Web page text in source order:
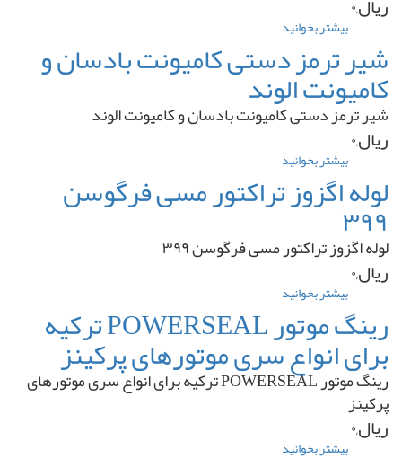
بیشتر بخوانید
ترمز
تراکتور
مسی
فرگوسن
۲۸۵
.
۴۷۵
جدید
(سوییچ
شیر ترمز دستی کامیونت بادسان و
کامیونت الوند
شیر ترمز دستی کامیونت بادسان و کامیونت الوند
ریال,۰
بیشتر بخوانید
ترمز
دستی
بادسان
و
لوله اگزوز تراکتور مسی فرگوسن
۳۹۹
لوله اگزوز تراکتور مسی فرگوسن ۳۹۹
ریال,۰
بیشتر بخوانید
اگزوز
تراکتور
مسی
فرگوسن
رینگ موتور POWERSEAL ترکیه
برای انواع سری موتورهای پرکینز
رینگ موتور POWERSEAL ترکیه برای انواع سری موتورهای
پرکینز
ریال,۰
بیشتر بخوانید